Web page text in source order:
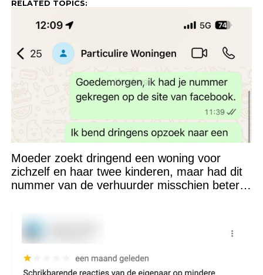
RELATED TOPICS:
Moeder zoekt dringend een woning voor
zichzelf en haar twee kinderen, maar had dit
nummer van de verhuurder misschien beter